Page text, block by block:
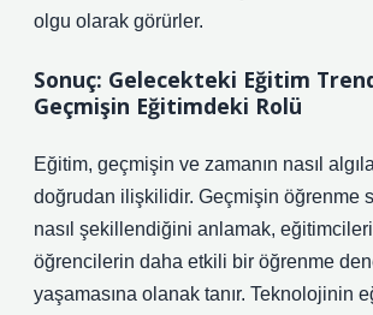
olgu olarak görürler.
Sonuç: Gelecekteki Eğitim
Geçmişin Eğitimdeki Rolü
Eğitim, geçmişin ve zamanın nasıl
doğrudan ilişkilidir. Geçmişin öğrenme
nasıl şekillendiğini anlamak,
öğrencilerin daha etkili bir öğrenme
yaşamasına olanak tanır. Teknolojinin